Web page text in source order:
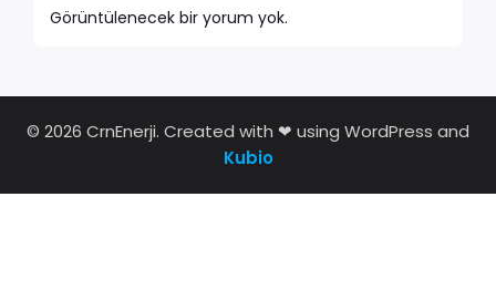
Görüntülenecek bir yorum yok.
© 2026 CrnEnerji. Created with ❤ using WordPress and
Kubio